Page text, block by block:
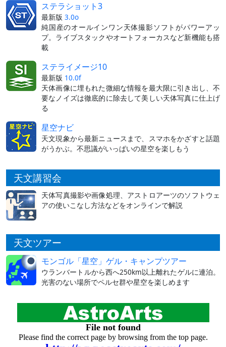
ステラショット3
最新版 3.0o
純国産のオールインワン天体撮影ソフトがパワーアッ
プ。ライブスタックやオートフォーカスなど新機能も搭
載
ステライメージ10
最新版 10.0f
天体画像に埋もれた微細な情報を最大限に引き出し、不
要なノイズは徹底的に除去して美しい天体写真に仕上げ
る
星空ナビ
天文現象から最新ニュースまで、スマホをかざすと話題
がうかぶ。不思議がいっぱいの星空を楽しもう
天文講習会
天体写真撮影や画像処理、アストロアーツのソフトウェ
アの使いこなし方法などをオンラインで解説
天文ツアー
モンゴル「星空」ゲル・キャンプツアー
ウランバートルから西へ250km以上離れたゲルに連泊。
光害のない場所でペルセ群や星空を楽しめます